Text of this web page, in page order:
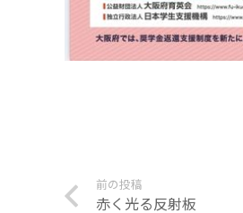
前の投稿
赤く光る反射板